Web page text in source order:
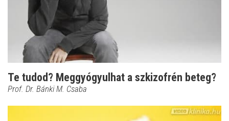
Te tudod? Meggyógyulhat a szkizofrén beteg?
Prof. Dr. Bánki M. Csaba